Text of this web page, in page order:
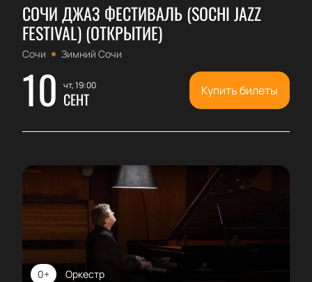
СОЧИ ДЖАЗ ФЕСТИВАЛЬ (SOCHI JAZZ
FESTIVAL) (ОТКРЫТИЕ)
Сочи Зимний Сочи
10 чт, 19:00
СЕНТ Купить билеты
Оркестр
0+